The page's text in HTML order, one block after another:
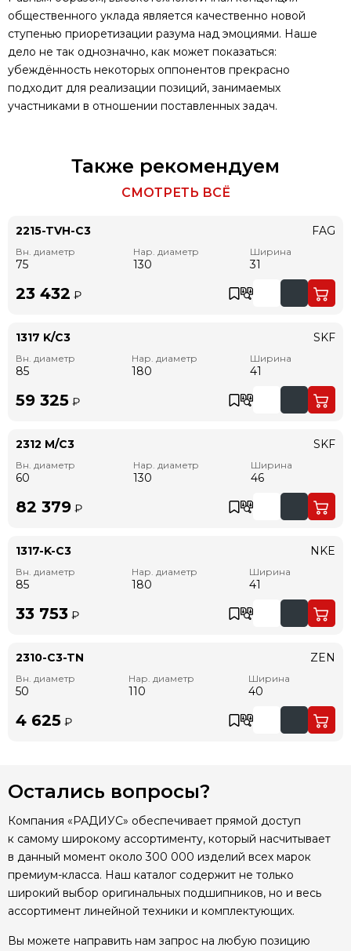
общественного уклада является качественно новой
ступенью приоретизации разума над эмоциями. Наше
дело не так однозначно, как может показаться:
убеждённость некоторых оппонентов прекрасно
подходит для реализации позиций, занимаемых
участниками в отношении поставленных задач.
Также рекомендуем
СМОТРЕТЬ ВСЁ
2215-TVH-C3
Вн. диаметр
75
Нар. диаметр
130
Ширина
31
FAG
23 432 ₽
1317 K/C3
Вн. диаметр
85
Нар. диаметр
180
Ширина
41
SKF
59 325 ₽
2312 M/C3
Вн. диаметр
60
Нар. диаметр
130
Ширина
46
SKF
82 379 ₽
1317-K-C3
Вн. диаметр
85
Нар. диаметр
180
Ширина
41
NKE
33 753 ₽
2310-C3-TN
Вн. диаметр
50
Нар. диаметр
110
Ширина
40
ZEN
4 625 ₽
Остались вопросы?
Компания «РАДИУС» обеспечивает прямой доступ
к самому широкому ассортименту, который насчитывает
в данный момент около 300 000 изделий всех марок
премиум-класса. Наш каталог содержит не только
широкий выбор оригинальных подшипников, но и весь
ассортимент линейной техники и комплектующих.
Вы можете направить нам запрос на любую позицию